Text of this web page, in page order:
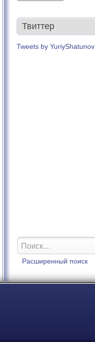
Твиттер
Tweets by YuriyShatunov
Расширенный поиск